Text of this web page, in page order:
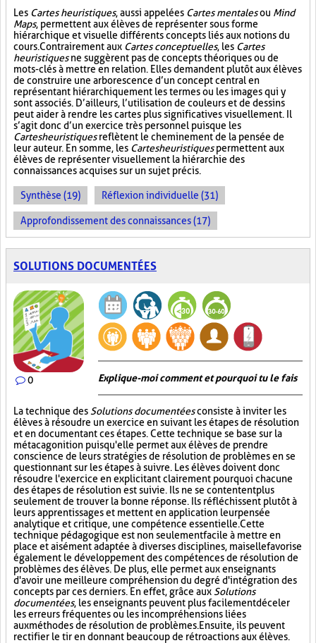
Les Cartes heuristiques, aussi appelées Cartes mentalesou Mind
Maps, permettent aux élèves de représenter sous forme
hiérarchique et visuelle différents concepts liés aux notions du
cours. Contrairement aux Cartes conceptuelles, les Cartes
heuristiquesne suggèrent pas de concepts théoriques ou de
mots-clés à mettre en relation. Elles demandent plutôt aux élèves
de construire une arborescence d’un concept central en
représentant hiérarchiquement les termes ou les images qui y
sont associés. D’ailleurs, l’utilisation de couleurs et de dessins
peut aider à rendre les cartes plus significatives visuellement. Il
s’agit donc d’un exercice très personnel puisque les
Cartes heuristiquesreflètent le cheminement de la pensée de
leur auteur. En somme, les Cartes heuristiquespermettent aux
élèves de représenter visuellement la hiérarchie des
connaissances acquises sur un sujet précis.
Synthèse (19) Réflexion individuelle (31)
Approfondissement des connaissances (17)
SOLUTIONS DOCUMENTÉES
0 Explique-moi comment et pourquoi tu le fais
La technique des Solutions documentéesconsiste à inviter les
élèves à résoudre un exercice en suivant les étapes de résolution
et en documentant ces étapes. Cette technique se base sur la
métacagonition puisqu'elle permet aux élèves de prendre
conscience de leurs stratégies de résolution de problèmes en se
questionnant sur les étapes à suivre. Les élèves doivent donc
résoudre l'exercice en explicitant clairement pourquoi chacune
des étapes de résolution est suivie. Ils ne se contentent plus
seulement de trouver la bonne réponse. Ils réfléchissent plutôt à
leurs apprentissages et mettent en application leur pensée
analytique et critique, une compétence essentielle. Cette
technique pédagogique est non seulement facile à mettre en
place et aisément adaptée à diverses disciplines, mais elle favorise
également le développement des compétences de résolution de
problèmes des élèves. De plus, elle permet aux enseignants
d'avoir une meilleure compréhension du degré d'intégration des
concepts par ces derniers. En effet, grâce aux Solutions
documentées, les enseignants peuvent plus facilement déceler
les erreurs fréquentes ou les incompréhensions liées
aux méthodes de résolution de problèmes. Ensuite, ils peuvent
rectifier le tir en donnant beaucoup de rétroactions aux élèves.